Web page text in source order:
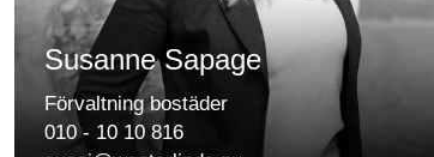
Susanne Sapage
Förvaltning bostäder
010 - 10 10 816